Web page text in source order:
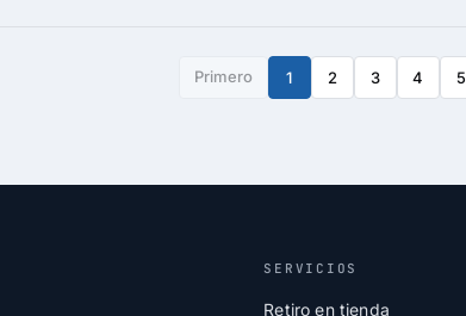
Primero 1 2 3 4 5
SERVICIOS
Retiro en tienda